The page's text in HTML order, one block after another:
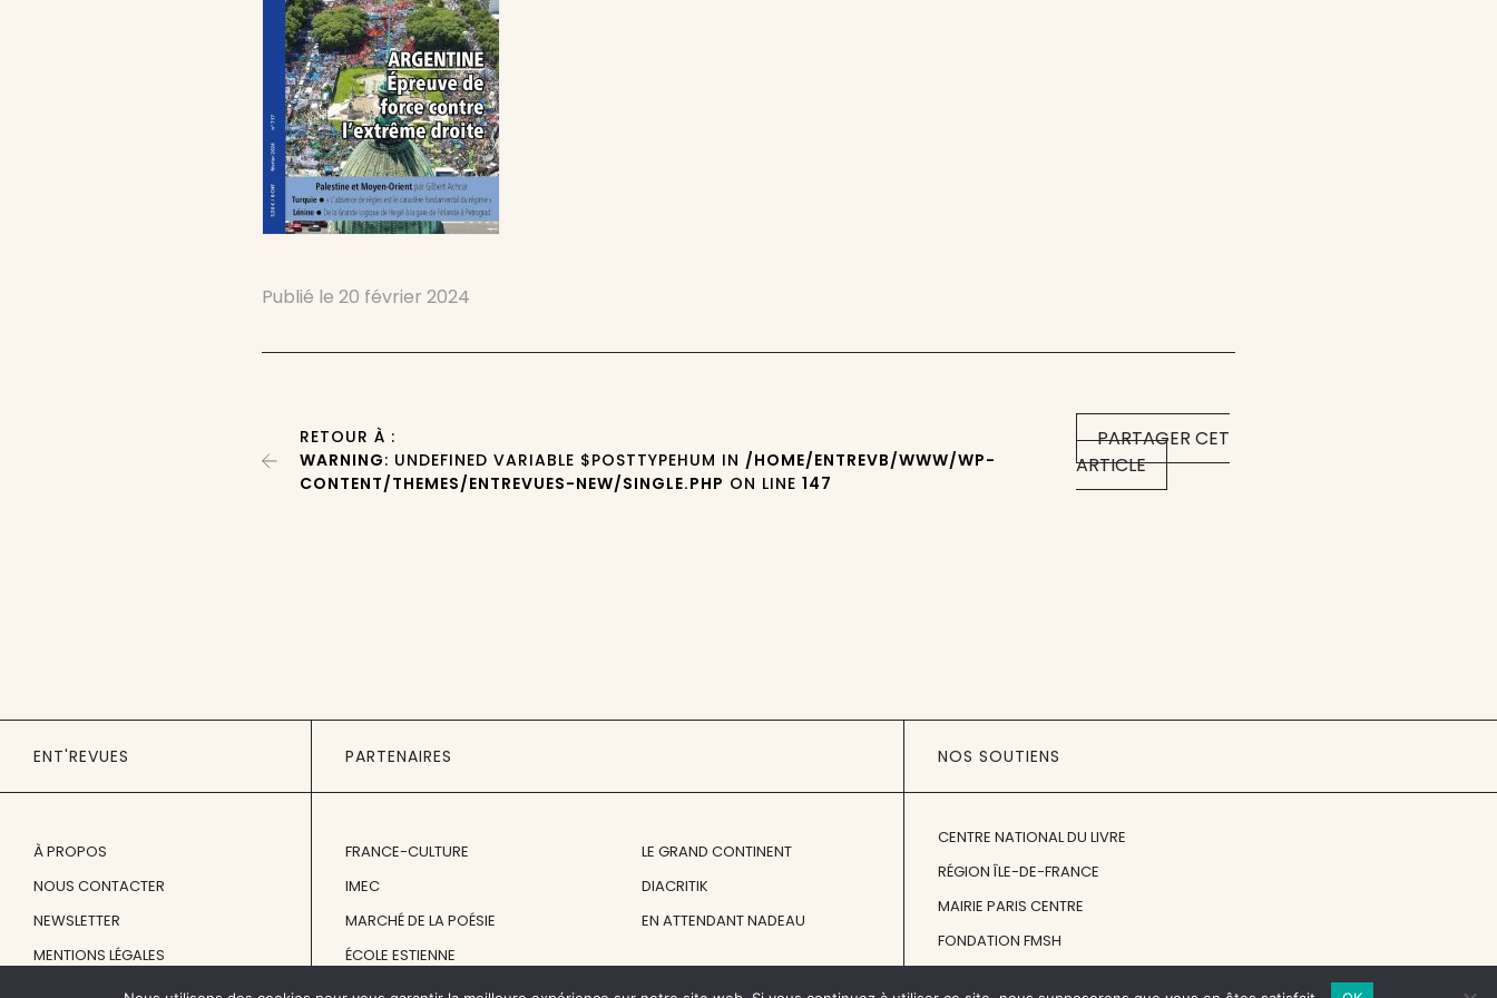
Publié le20 février 2024
PARTAGER CET
ARTICLE
RETOUR À :
WARNING: UNDEFINED VARIABLE $POSTTYPEHUM IN /HOME/ENTREVB/WWW/WP-
CONTENT/THEMES/ENTREVUES-NEW/SINGLE.PHP ON LINE147
ENT'REVUES
À PROPOS
NOUS CONTACTER
NEWSLETTER
MENTIONS LÉGALES
PARTENAIRES
FRANCE-CULTURE
IMEC
MARCHÉ DE LA POÉSIE
ÉCOLE ESTIENNE
LE GRAND CONTINENT
DIACRITIK
EN ATTENDANT NADEAU
NOS SOUTIENS
CENTRE NATIONAL DU LIVRE
RÉGION ÎLE-DE-FRANCE
MAIRIE PARIS CENTRE
FONDATION FMSH